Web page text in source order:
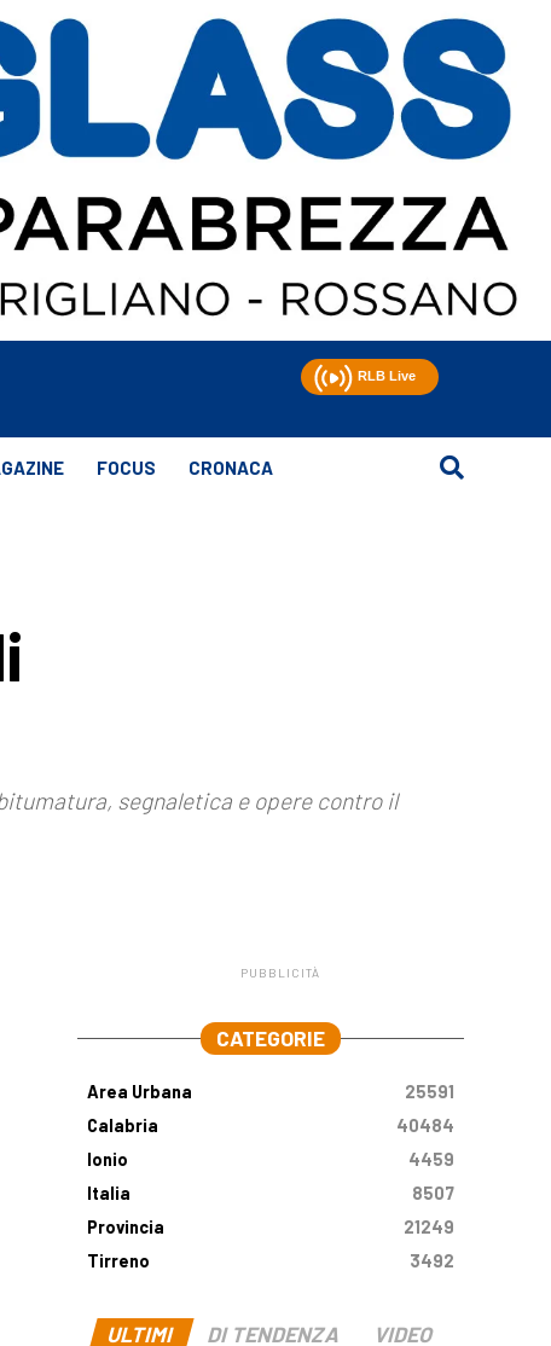
FOCUS CRONACA
segnaletica e opere contro il
PUBBLICITÀ
CATEGORIE
Area Urbana
25591
Calabria
40484
Ionio
4459
Italia
8507
Provincia
21249
Tirreno
3492
ULTIMI DI TENDENZA VIDEO